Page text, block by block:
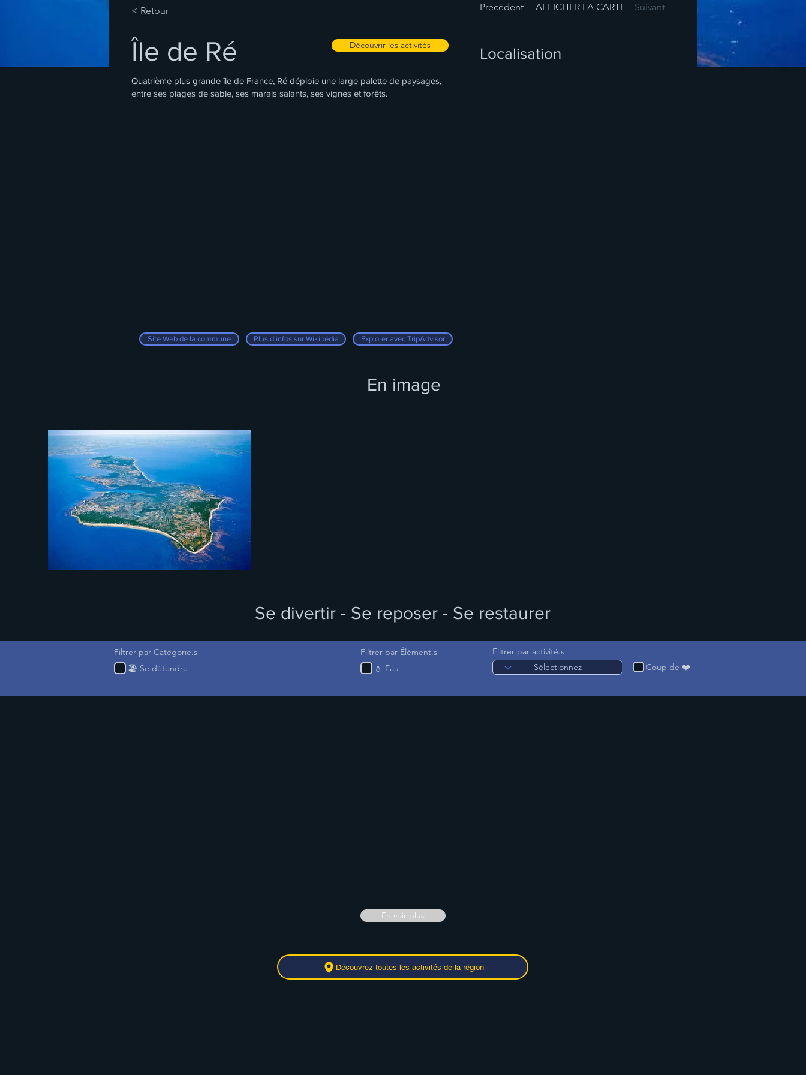
< Retour
Île de Ré Découvrir les activités
Quatrième plus grande île de France, Ré déploie une large palette de paysages,
entre ses plages de sable, ses marais salants, ses vignes et forêts.
Site Web de la commune Plus d'infos sur Wikipédia Explorer avec TripAdvisor
Précédent AFFICHER LA CARTE Suivant
Localisation
En image
Se divertir - Se reposer - Se restaurer
Filtrer par Catégorie.s
🏖️ Se détendre
Filtrer par Élément.s
💧 Eau
Filtrer par activité.s
Coup de ❤️
En voir plus
Découvrez toutes les activités de la région